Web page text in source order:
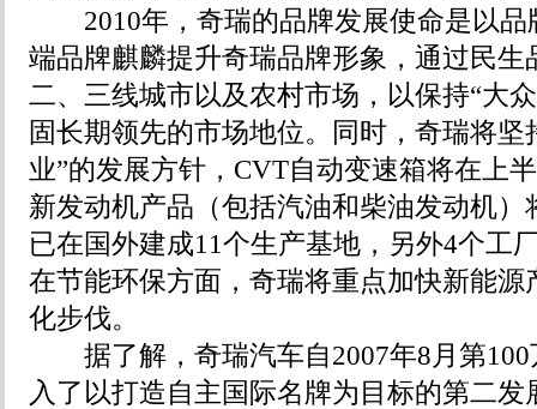
2010年，奇瑞的品牌发展使命是以品
端品牌麒麟提升奇瑞品牌形象，通过民生
二、三线城市以及农村市场，以保持“大
固长期领先的市场地位。同时，奇瑞将坚
业”的发展方针，CVT自动变速箱将在上
新发动机产品（包括汽油和柴油发动机）
已在国外建成11个生产基地，另外4个工
在节能环保方面，奇瑞将重点加快新能源
化步伐。
据了解，奇瑞汽车自2007年8月第100
入了以打造自主国际名牌为目标的第二发